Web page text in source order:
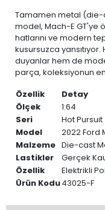
Tamamen metal
model, Mach-E GT'ye
hatlarını ve modern
kusursuzca
duyanlar hem de
parça, koleksiyonun
Özellik
Detay
Ölçek
1:64
Seri
Hot
Model
2022 Ford
Malzeme Die-cast
Lastikler
Gerçek
Özellik
Elektrikli
Ürün Kodu43025-F